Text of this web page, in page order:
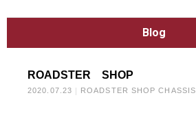
Blog
ROADSTER SHOP
2020.07.23 ROADSTER SHOP CHASSIS